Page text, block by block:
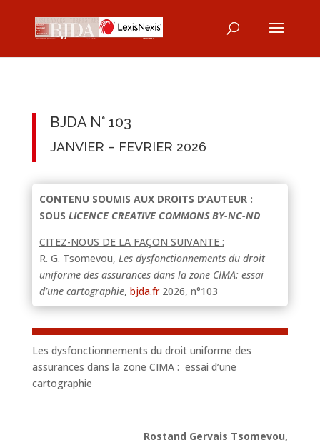
BJDA N° 103
JANVIER – FEVRIER 2026
CONTENU SOUMIS AUX DROITS D’AUTEUR :
SOUS LICENCE CREATIVE COMMONS BY-NC-ND
CITEZ-NOUS DE LA FAÇON SUIVANTE :
R. G. Tsomevou, Les dysfonctionnements du droit
uniforme des assurances dans la zone CIMA: essai
d’une cartographie, bjda.fr2026, n°103
Les dysfonctionnements du droit uniforme des
assurances dans la zone CIMA : essai d’une
cartographie
Rostand Gervais Tsomevou,